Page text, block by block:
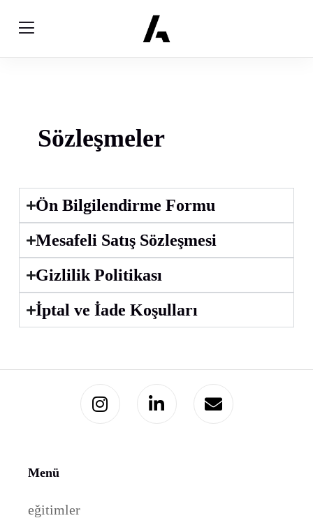
Sözleşmeler
Ön Bilgilendirme Formu
Mesafeli Satış Sözleşmesi
Gizlilik Politikası
İptal ve İade Koşulları
Menü
eğitimler